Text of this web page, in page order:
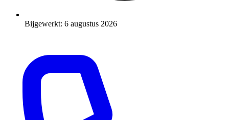
Bijgewerkt: 6 augustus 2026